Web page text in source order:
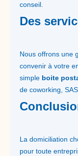
conseil.
Des
Nous offrons une
convenir à votre
simple boite
de coworking,
La domiciliation
pour toute